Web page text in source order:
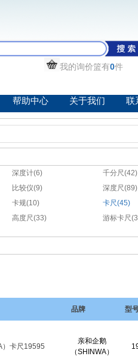
我的询价篮有0件
帮助中心 关于我们 联
深度计(6) 千分尺(42)
比较仪(9) 深度尺(89)
卡规(10) 卡尺(45)
高度尺(33) 游标卡尺
品牌 型
）卡尺19595
亲和企鹅
（SHINWA）